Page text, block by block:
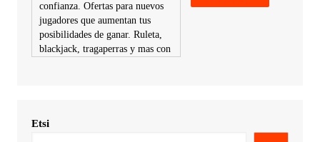
confianza. Ofertas para nuevos
jugadores que aumentan tus
posibilidades de ganar. Ruleta,
blackjack, tragaperras y mas con
KimonicRisse :
Etsi